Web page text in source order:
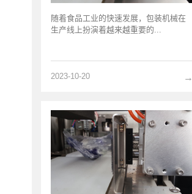
随着食品工业的快速发展，包装机械在
生产线上扮演着越来越重要的...
→
2023-10-20